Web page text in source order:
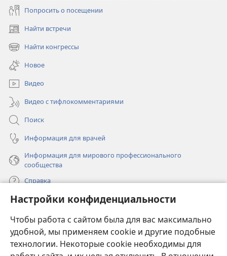
Настройки конфиденциальности
Чтобы работа с сайтом была для вас максимально
удобной, мы применяем cookie и другие подобные
технологии. Некоторые cookie необходимы для
Попросить о посещении
Найти встречи
(открывается
в
новом
окне)
Найти конгрессы
(открывается
новом
окне)
Новое
Видео
Видео с тифлокомментариями
Поиск
Информация для врачей
Информация для мирового профессионального
сообщества
Справка
Пожертвования
в
новом
окне)
ОНЛАЙН-БИБЛИОТЕКА Сторожевой башни
(открывается